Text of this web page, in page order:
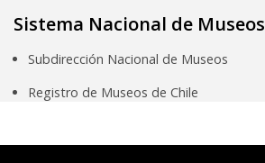
Sistema Nacional de Museos
Subdirección Nacional de Museos
Registro de Museos de Chile